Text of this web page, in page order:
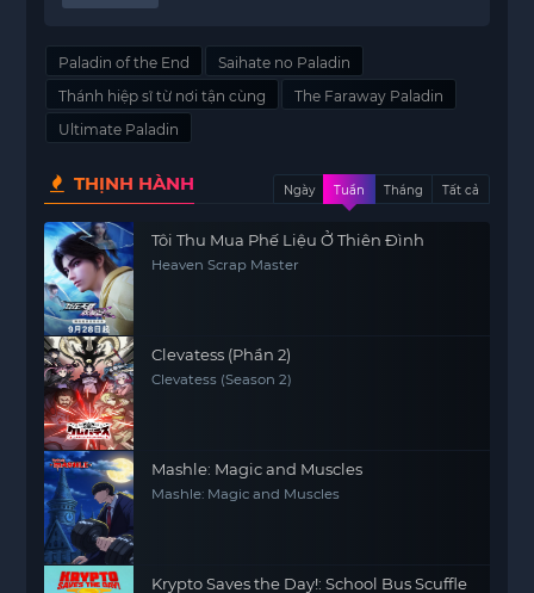
Paladin of the End
Saihate no Paladin
Thánh hiệp sĩ từ nơi tận cùng
The Faraway Paladin
Ultimate Paladin
THỊNH HÀNH Ngày Tuần Tháng Tất cả
Tôi Thu Mua Phế Liệu Ở Thiên Đình
Heaven Scrap Master
Clevatess (Phần 2)
Clevatess (Season 2)
Mashle: Magic and Muscles
Mashle: Magic and Muscles
Krypto Saves the Day!: School Bus Scuffle